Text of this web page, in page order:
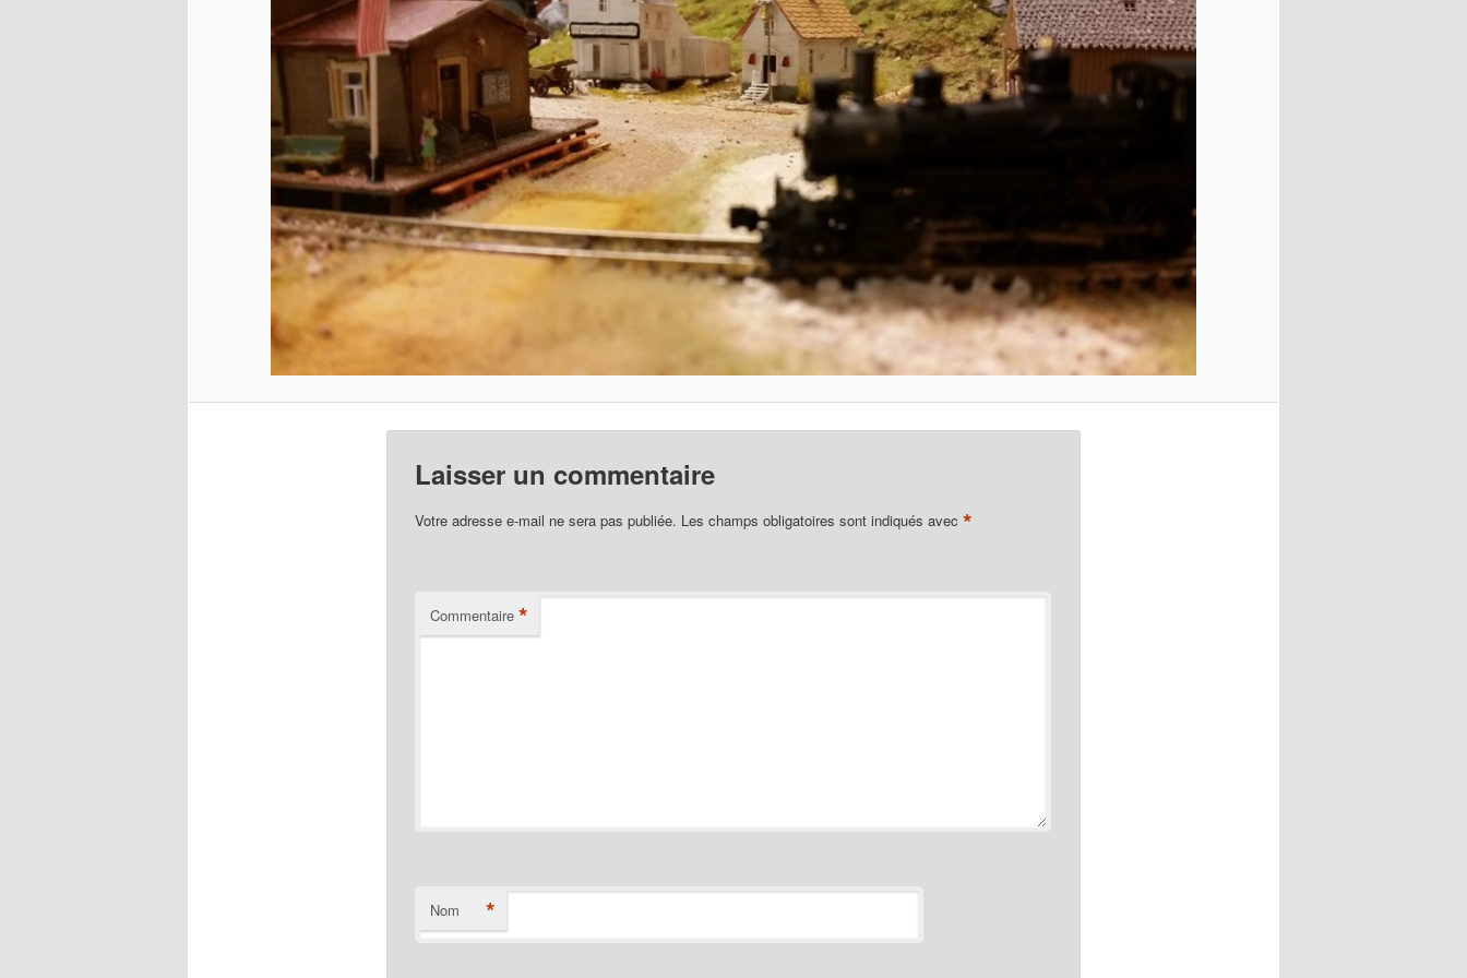
Laisser un commentaire
Votre adresse e-mail ne sera pas publiée. Les champs obligatoires sont indiqués avec *
Commentaire *
Nom *